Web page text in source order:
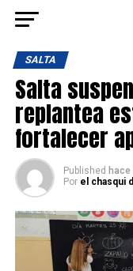
SALTA
Salta
replantea
fortalecer
Published hace
Por el chasqui